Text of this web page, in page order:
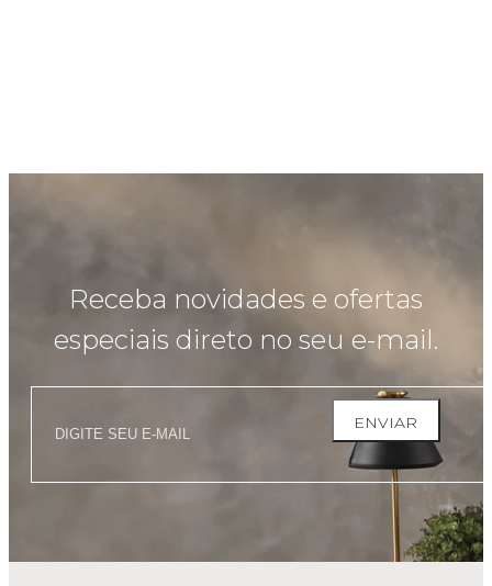
Receba novidades e ofertas
especiais direto no seu e-mail.
ENVIAR